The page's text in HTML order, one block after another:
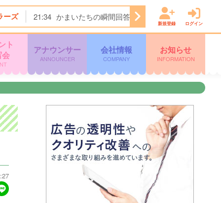
ーズ 21:34 かまいたちの瞬間回答！★今夜は…焼肉きんぐ
新規登録 ログイン
ト
アナウンサー
ANNOUNCER
会社情報
COMPANY
お知らせ
INFORMATION